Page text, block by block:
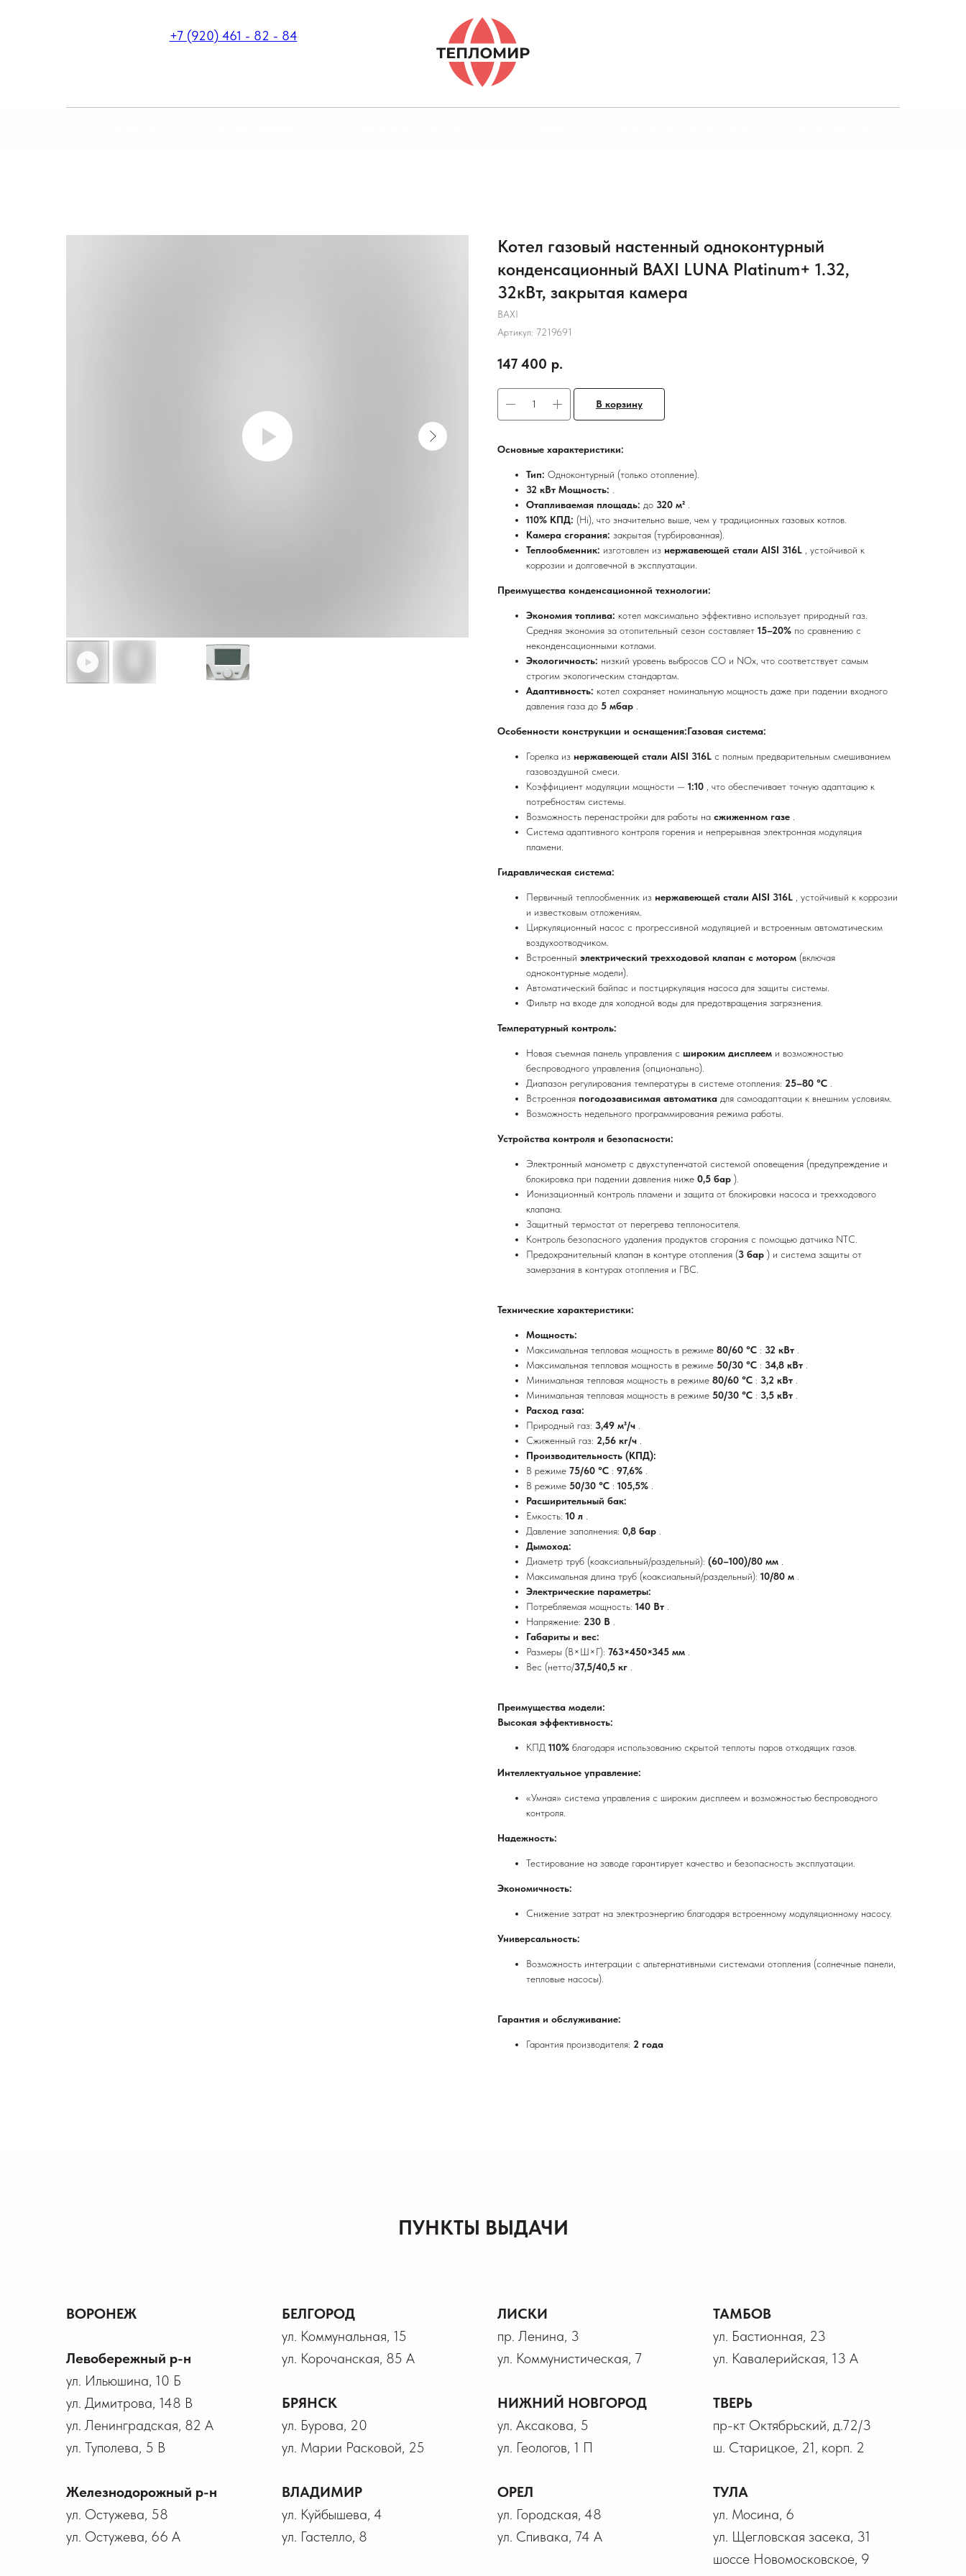
+7 (920) 461 - 82 - 84
Котел газовый настенный одноконтурный
конденсационный BAXI LUNA Platinum+ 1.32,
32кВт, закрытая камера
BAXI
Артикул: 7219691
147 400 р.
В корзину
Основные характеристики:
Тип: Одноконтурный (только отопление).
32 кВт Мощность:
Отапливаемая площадь: до 320 м²
110% КПД: (Hi), что значительно выше, чем у традиционных газовых котлов.
Камера сгорания: закрытая (турбированная).
Теплообменник: изготовлен из нержавеющей стали AISI 316L
, устойчивой к
коррозии и долговечной в эксплуатации.
Преимущества конденсационной технологии:
Экономия топлива: котел максимально эффективно использует природный газ.
Средняя экономия за отопительный сезон составляет 15–20% по сравнению с
неконденсационными котлами.
Экологичность: низкий уровень выбросов CO и NOx, что соответствует самым
строгим экологическим стандартам.
Адаптивность: котел сохраняет номинальную мощность даже при падении входного
давления газа до 5 мбар
Особенности конструкции и оснащения:Газовая система:
Горелка из нержавеющей стали AISI 316L с полным предварительным смешиванием
газовоздушной смеси.
Коэффициент модуляции мощности — 1:10
, что обеспечивает точную адаптацию к
потребностям системы.
Возможность перенастройки для работы на сжиженном газе
Система адаптивного контроля горения и непрерывная электронная модуляция
пламени.
Гидравлическая система:
Первичный теплообменник из нержавеющей стали AISI 316L
, устойчивый к коррозии
и известковым отложениям.
Циркуляционный насос с прогрессивной модуляцией и встроенным автоматическим
воздухоотводчиком.
Встроенный электрический трехходовой клапан с мотором (включая
одноконтурные модели).
Автоматический байпас и постциркуляция насоса для защиты системы.
Фильтр на входе для холодной воды для предотвращения загрязнения.
Температурный контроль:
Новая съемная панель управления с широким дисплеем и возможностью
беспроводного управления (опционально).
Диапазон регулирования температуры в системе отопления: 25–80 °C
Встроенная погодозависимая автоматика для самоадаптации к внешним условиям.
Возможность недельного программирования режима работы.
Устройства контроля и безопасности:
Электронный манометр с двухступенчатой системой оповещения (предупреждение и
блокировка при падении давления ниже 0,5 бар ).
Ионизационный контроль пламени и защита от блокировки насоса и трехходового
клапана.
Защитный термостат от перегрева теплоносителя.
Контроль безопасного удаления продуктов сгорания с помощью датчика NTC.
Предохранительный клапан в контуре отопления (3 бар ) и система защиты от
замерзания в контурах отопления и ГВС.
Технические характеристики:
Мощность:
Максимальная тепловая мощность в режиме 80/60 °C : 32 кВт
Максимальная тепловая мощность в режиме 50/30 °C : 34,8 кВт
Минимальная тепловая мощность в режиме 80/60 °C : 3,2 кВт
Минимальная тепловая мощность в режиме 50/30 °C : 3,5 кВт
Расход газа:
Природный газ: 3,49 м³/ч
Сжиженный газ: 2,56 кг/ч
Производительность (КПД):
В режиме 75/60 °C : 97,6%
В режиме 50/30 °C : 105,5%
Расширительный бак:
Емкость: 10 л
Давление заполнения: 0,8 бар
Дымоход:
Диаметр труб (коаксиальный/раздельный): (60–100)/80 мм
Максимальная длина труб (коаксиальный/раздельный): 10/80 м
Электрические параметры:
Потребляемая мощность: 140 Вт
Напряжение: 230 В
Габариты и вес:
Размеры (В×Ш×Г): 763×450×345 мм
Вес (нетто/37,5/40,5 кг
Преимущества модели:
Высокая эффективность:
КПД 110% благодаря использованию скрытой теплоты паров отходящих газов.
Интеллектуальное управление:
«Умная» система управления с широким дисплеем и возможностью беспроводного
контроля.
Надежность:
Тестирование на заводе гарантирует качество и безопасность эксплуатации.
Экономичность:
Снижение затрат на электроэнергию благодаря встроенному модуляционному насосу.
Универсальность:
Возможность интеграции с альтернативными системами отопления (солнечные панели,
тепловые насосы).
Гарантия и обслуживание:
Гарантия производителя: 2 года
ПУНКТЫ ВЫДАЧИ
ВОРОНЕЖ
Левобережный р-н
ул. Ильюшина, 10 Б
ул. Димитрова, 148 В
ул. Ленинградская, 82 А
ул. Туполева, 5 В
Железнодорожный р-н
ул. Остужева, 58
ул. Остужева, 66 А
БЕЛГОРОД
ул. Коммунальная, 15
ул. Корочанская, 85 А
БРЯНСК
ул. Бурова, 20
ул. Марии Расковой, 25
ВЛАДИМИР
ул. Куйбышева, 4
ул. Гастелло, 8
ЛИСКИ
пр. Ленина, 3
ул. Коммунистическая, 7
НИЖНИЙ НОВГОРОД
ул. Аксакова, 5
ул. Геологов, 1 П
ОРЕЛ
ул. Городская, 48
ул. Спивака, 74 А
ТАМБОВ
ул. Бастионная, 23
ул. Кавалерийская, 13 А
ТВЕРЬ
пр-кт Октябрьский, д.72/3
ш. Старицкое, 21, корп. 2
ТУЛА
ул. Мосина, 6
ул. Щегловская засека, 31
шоссе Новомосковское, 9